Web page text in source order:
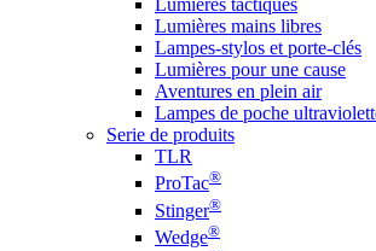
Lumières tactiques
Lumières mains libres
Lampes-stylos et porte-clés
Lumières pour une cause
Aventures en plein air
Lampes de poche
Serie de produits
TLR
ProTac®
Stinger®
Wedge®